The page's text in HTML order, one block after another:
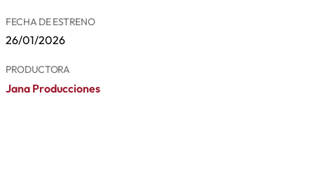
FECHA DE ESTRENO
26/01/2026
PRODUCTORA
Jana Producciones